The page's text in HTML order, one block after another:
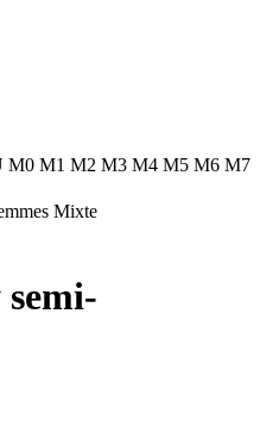
M0 M1 M2 M3 M4 M5 M6 M7
Mixte